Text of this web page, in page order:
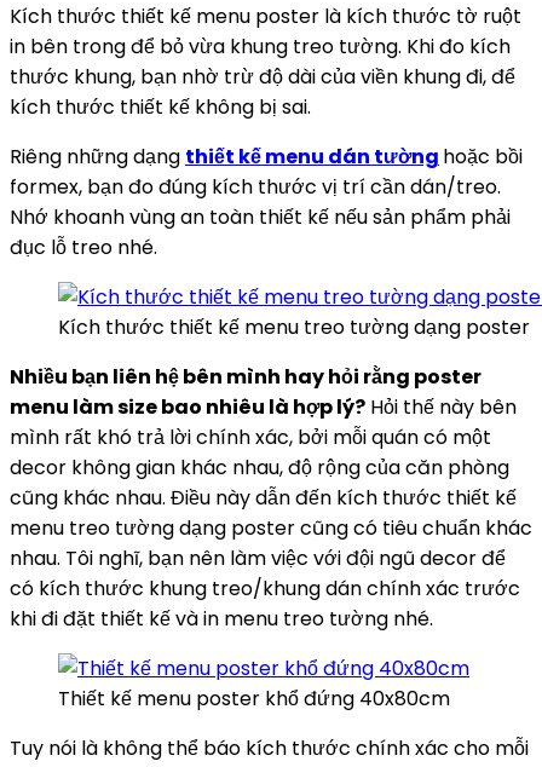
Kích thước thiết kế menu poster là kích thước tờ ruột
in bên trong để bỏ vừa khung treo tường. Khi đo kích
thước khung, bạn nhờ trừ độ dài của viền khung đi, để
kích thước thiết kế không bị sai.
Riêng những dạng thiết kế menu dán tường hoặc bồi
formex, bạn đo đúng kích thước vị trí cần dán/treo.
Nhớ khoanh vùng an toàn thiết kế nếu sản phẩm phải
đục lỗ treo nhé.
Kích thước thiết kế menu treo tường dạng poster
Nhiều bạn liên hệ bên mình hay hỏi rằng poster
menu làm size bao nhiêu là hợp lý? Hỏi thế này bên
mình rất khó trả lời chính xác, bởi mỗi quán có một
decor không gian khác nhau, độ rộng của căn phòng
cũng khác nhau. Điều này dẫn đến kích thước thiết kế
menu treo tường dạng poster cũng có tiêu chuẩn khác
nhau. Tôi nghĩ, bạn nên làm việc với đội ngũ decor để
có kích thước khung treo/khung dán chính xác trước
khi đi đặt thiết kế và in menu treo tường nhé.
Thiết kế menu poster khổ đứng 40x80cm
Tuy nói là không thể báo kích thước chính xác cho mỗi